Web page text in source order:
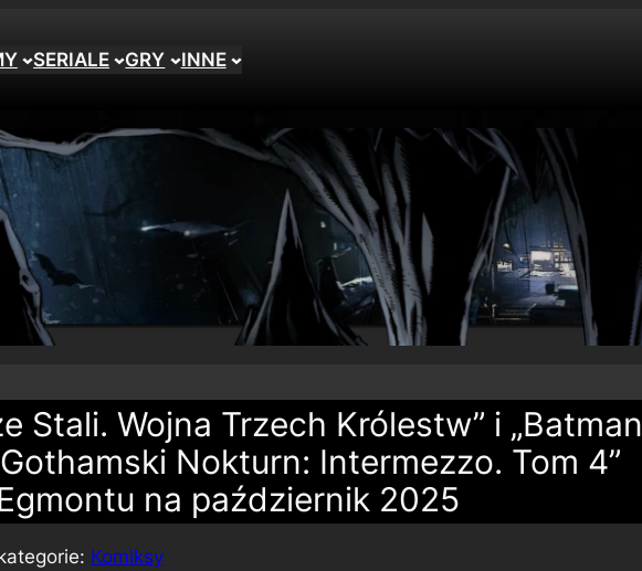
SERIALE GRY INNE
Stali. Wojna Trzech Królestw” i „Batman
Nokturn: Intermezzo. Tom 4”
na październik 2025
Komiksy